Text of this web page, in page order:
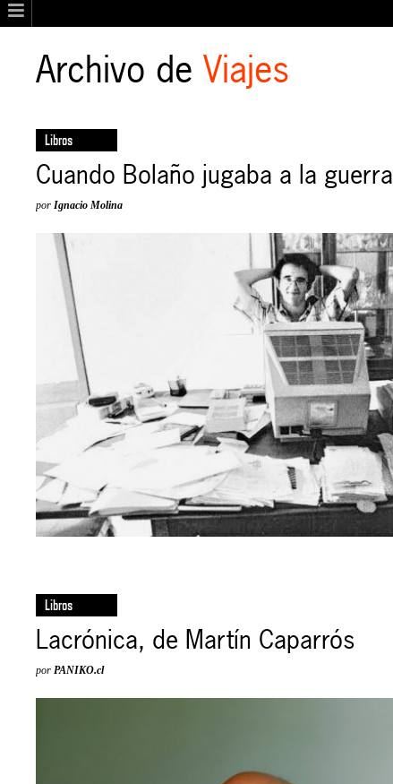
Archivo deViajes
Libros
Cuando Bolaño jugaba a la guerra
porIgnacio Molina
Libros
Lacrónica, de Martín Caparrós
porPANIKO.cl